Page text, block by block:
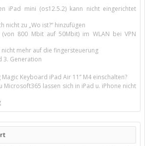
iPad mini (os12.5.2) kann nicht eingerichtet
nicht zu „Wo ist?“ hinzufügen
(von 800 Mbit auf 50Mbit) im WLAN bei VPN
mehr auf die fingersteuerung
3. Generation
Keyboard iPad Air 11’’ M4 einschalten?
Microsoft365 lassen sich in iPad u. iPhone nicht